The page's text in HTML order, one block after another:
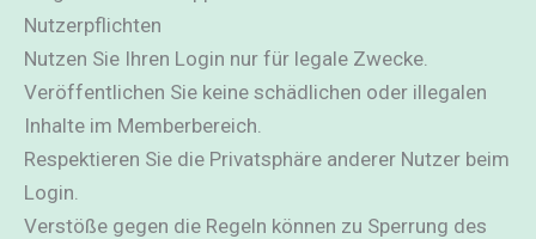
Nutzerpflichten
Nutzen Sie Ihren Login nur für legale Zwecke.
Veröffentlichen Sie keine schädlichen oder illegalen
Inhalte im Memberbereich.
Respektieren Sie die Privatsphäre anderer Nutzer beim
Login.
Verstöße gegen die Regeln können zu Sperrung des